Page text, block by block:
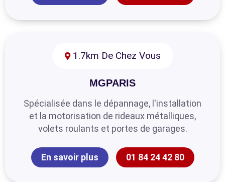
1.7km De Chez Vous
MGPARIS
Spécialisée dans le dépannage, l'installation
et la motorisation de rideaux métalliques,
volets roulants et portes de garages.
En savoir plus 01 84 24 42 80